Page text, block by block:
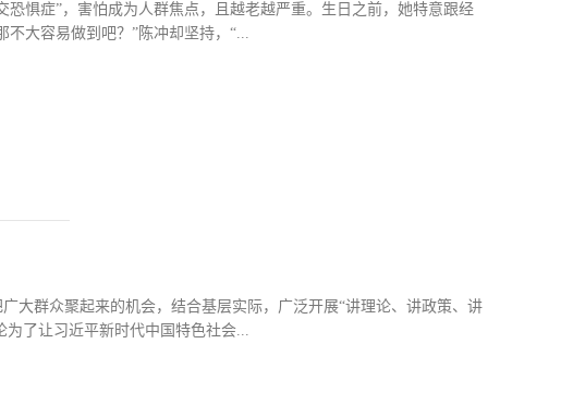
惧症”，害怕成为人群焦点，且越老越严重。生日之前，她特意跟经
大容易做到吧？”陈冲却坚持，“...
下，这种忧虑于她已经消失殆尽。就像她在新作《世间有她》中写下
命，珍惜生命。影片创作根源是基于陈冲在疫情期间观察到的人物与
大群众聚起来的机会，结合基层实际，广泛开展“讲理论、讲政策、讲
为了让习近平新时代中国特色社会...